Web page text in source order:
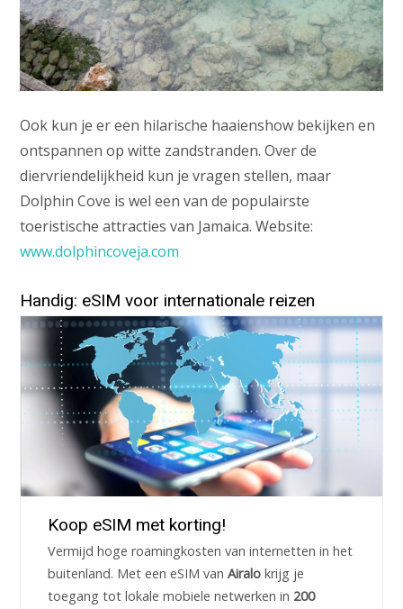
Ook kun je er een hilarische haaienshow bekijken en
ontspannen op witte zandstranden. Over de
diervriendelijkheid kun je vragen stellen, maar
Dolphin Cove is wel een van de populairste
toeristische attracties van Jamaica. Website:
www.dolphincoveja.com
Handig: eSIM voor internationale reizen
Koop eSIM met korting!
Vermijd hoge roamingkosten van internetten in het
buitenland. Met een eSIM vanAiralo krijg je
toegang tot lokale mobiele netwerken in 200